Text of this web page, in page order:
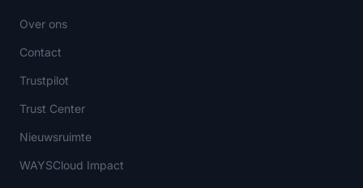
Over ons
Contact
Trustpilot
Trust Center
Nieuwsruimte
WAYSCloud Impact